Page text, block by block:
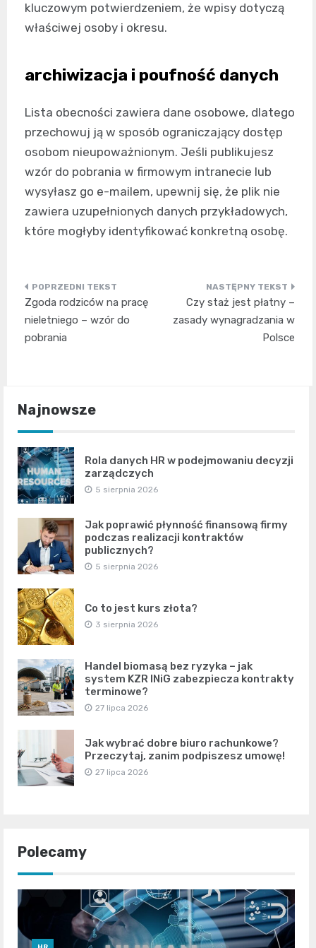
kluczowym potwierdzeniem, że wpisy dotyczą
właściwej osoby i okresu.
archiwizacja i poufność danych
Lista obecności zawiera dane osobowe, dlatego
przechowuj ją w sposób ograniczający dostęp
osobom nieupoważnionym. Jeśli publikujesz
wzór do pobrania w firmowym intranecie lub
wysyłasz go e-mailem, upewnij się, że plik nie
zawiera uzupełnionych danych przykładowych,
które mogłyby identyfikować konkretną osobę.
Nawigacja
wpisu
Zgoda rodziców na pracę
nieletniego – wzór do
pobrania
Czy staż jest płatny –
zasady wynagradzania w
Polsce
Najnowsze
Rola danych HR w podejmowaniu decyzji
zarządczych
5 sierpnia 2026
Jak poprawić płynność finansową firmy
podczas realizacji kontraktów
publicznych?
5 sierpnia 2026
Co to jest kurs złota?
3 sierpnia 2026
Handel biomasą bez ryzyka – jak
system KZR INiG zabezpiecza kontrakty
terminowe?
27 lipca 2026
Jak wybrać dobre biuro rachunkowe?
Przeczytaj, zanim podpiszesz umowę!
27 lipca 2026
Polecamy